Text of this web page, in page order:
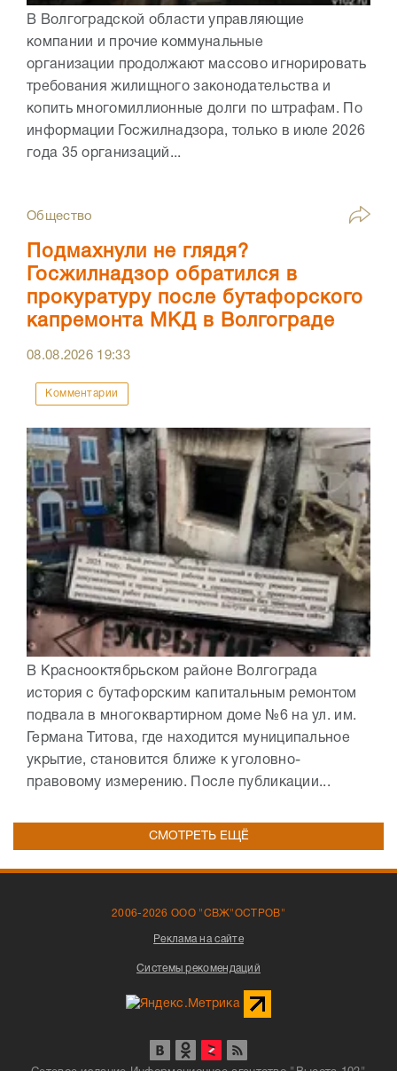
В Волгоградской области управляющие
компании и прочие коммунальные
организации продолжают массово игнорировать
требования жилищного законодательства и
копить многомиллионные долги по штрафам. По
информации Госжилнадзора, только в июле 2026
года 35 организаций...
Общество
Подмахнули не глядя?
Госжилнадзор обратился в
прокуратуру после бутафорского
капремонта МКД в Волгограде
08.08.2026 19:33
Комментарии
В Краснооктябрьском районе Волгограда
история с бутафорским капитальным ремонтом
подвала в многоквартирном доме №6 на ул. им.
Германа Титова, где находится муниципальное
укрытие, становится ближе к уголовно-
правовому измерению. После публикации...
СМОТРЕТЬ ЕЩЁ
2006-2026 ООО "СВЖ"ОСТРОВ"
Реклама на сайте
Системы рекомендаций